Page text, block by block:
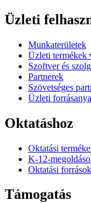
Üzleti
Munkaterületek
Üzleti termékek
Szoftver és
Partnerek
Szövetséges
Üzleti
Oktatáshoz
Oktatási
K-12-
Oktatási források
Támogatás